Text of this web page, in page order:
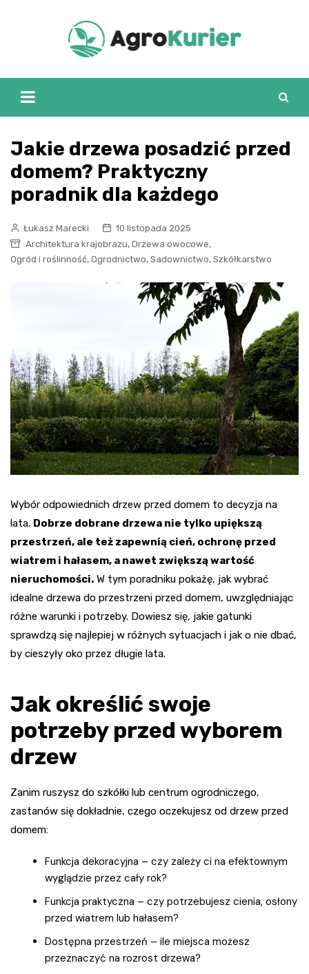
Jakie drzewa posadzić przed
domem? Praktyczny
poradnik dla każdego
Łukasz Marecki
10 listopada 2025
Architektura krajobrazu, Drzewa owocowe,
Ogród i roślinność, Ogrodnictwo, Sadownictwo, Szkółkarstwo
Wybór odpowiednich drzew przed domem to decyzja na
lata. Dobrze dobrane drzewa nie tylko upiększą
przestrzeń, ale też zapewnią cień, ochronę przed
wiatrem i hałasem, a nawet zwiększą wartość
nieruchomości. W tym poradniku pokażę, jak wybrać
idealne drzewa do przestrzeni przed domem, uwzględniając
różne warunki i potrzeby. Dowiesz się, jakie gatunki
sprawdzą się najlepiej w różnych sytuacjach i jak o nie dbać,
by cieszyły oko przez długie lata.
Jak określić swoje
potrzeby przed wyborem
drzew
Zanim ruszysz do szkółki lub centrum ogrodniczego,
zastanów się dokładnie, czego oczekujesz od drzew przed
domem:
Funkcja dekoracyjna – czy zależy ci na efektownym
wyglądzie przez cały rok?
Funkcja praktyczna – czy potrzebujesz cienia, osłony
przed wiatrem lub hałasem?
Dostępna przestrzeń – ile miejsca możesz
przeznaczyć na rozrost drzewa?